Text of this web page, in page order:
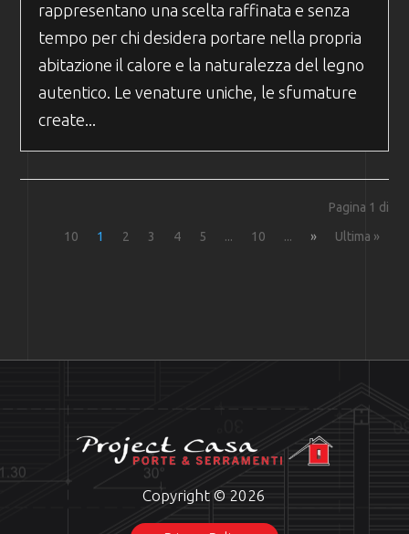
rappresentano una scelta raffinata e senza
tempo per chi desidera portare nella propria
abitazione il calore e la naturalezza del legno
autentico. Le venature uniche, le sfumature
create...
Pagina 1 di
10
1 2 3 4 5 ... 10 ... » Ultima »
Copyright © 2026